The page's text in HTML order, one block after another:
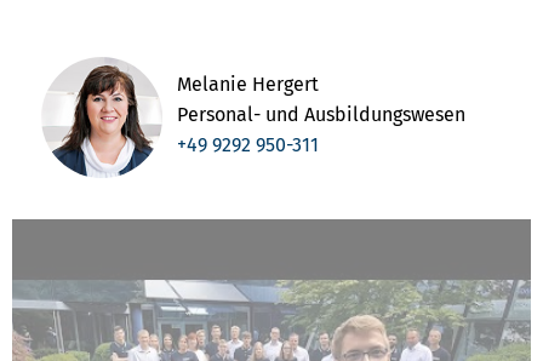
Melanie Hergert
Personal- und Ausbildungswesen
+49 9292 950-311